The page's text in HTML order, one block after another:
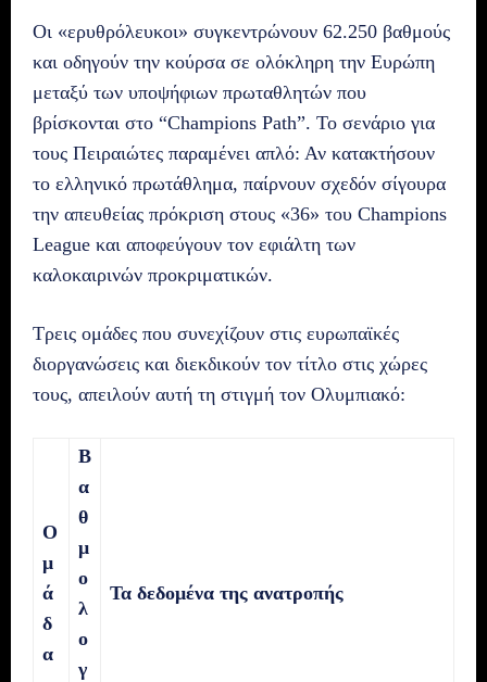
Οι «ερυθρόλευκοι» συγκεντρώνουν 62.250 βαθμούς
και οδηγούν την κούρσα σε ολόκληρη την Ευρώπη
μεταξύ των υποψήφιων πρωταθλητών που
βρίσκονται στο “Champions Path”. Το σενάριο για
τους Πειραιώτες παραμένει απλό: Αν κατακτήσουν
το ελληνικό πρωτάθλημα, παίρνουν σχεδόν σίγουρα
την απευθείας πρόκριση στους «36» του Champions
League και αποφεύγουν τον εφιάλτη των
καλοκαιρινών προκριματικών.
Τρεις ομάδες που συνεχίζουν στις ευρωπαϊκές
διοργανώσεις και διεκδικούν τον τίτλο στις χώρες
τους, απειλούν αυτή τη στιγμή τον Ολυμπιακό:
Ο
μ
ά
δ
α
Β
α
θ
μ
ο
λ
ο
γ
Τα δεδομένα της ανατροπής